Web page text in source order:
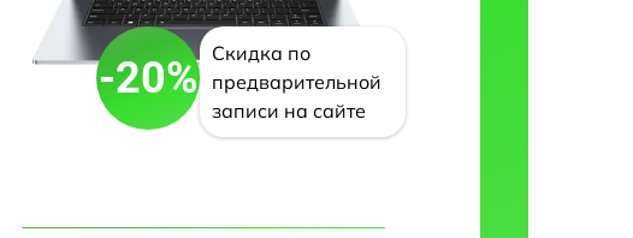
-20%
Скидка по
предварительной
записи на сайте